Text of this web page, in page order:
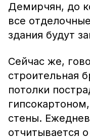
Демирчян, до
все
здания будут
Сейчас же,
строительная
потолки
стены.
отчитывается